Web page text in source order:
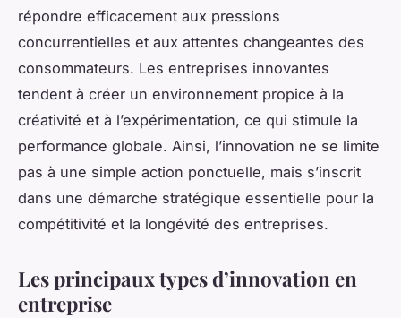
répondre efficacement aux pressions
concurrentielles et aux attentes changeantes des
consommateurs. Les entreprises innovantes
tendent à créer un environnement propice à la
créativité et à l’expérimentation, ce qui stimule la
performance globale. Ainsi, l’innovation ne se limite
pas à une simple action ponctuelle, mais s’inscrit
dans une démarche stratégique essentielle pour la
compétitivité et la longévité des entreprises.
Les principaux types d’innovation en
entreprise